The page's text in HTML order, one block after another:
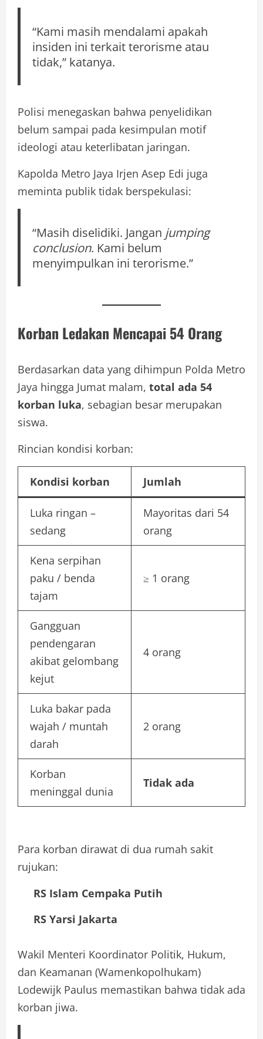
“Kami masih mendalami apakah
insiden ini terkait terorisme atau
tidak,” katanya.
Polisi menegaskan bahwa penyelidikan
belum sampai pada kesimpulan motif
ideologi atau keterlibatan jaringan.
Kapolda Metro Jaya Irjen Asep Edi juga
meminta publik tidak berspekulasi:
“Masih diselidiki. Jangan jumping
conclusion. Kami belum
menyimpulkan ini terorisme.”
Korban Ledakan Mencapai 54 Orang
Berdasarkan data yang dihimpun Polda Metro
Jaya hingga Jumat malam, total ada 54
korban luka, sebagian besar merupakan
siswa.
Rincian kondisi korban:
Kondisi korban Jumlah
Luka ringan –
sedang
Mayoritas dari 54
orang
Kena serpihan
paku / benda
tajam
≥ 1 orang
Gangguan
pendengaran
akibat gelombang
kejut
4 orang
Luka bakar pada
wajah / muntah
darah
2 orang
Korban
meninggal dunia
Tidak ada
Para korban dirawat di dua rumah sakit
rujukan:
RS Islam Cempaka Putih
RS Yarsi Jakarta
Wakil Menteri Koordinator Politik, Hukum,
dan Keamanan (Wamenkopolhukam)
Lodewijk Paulus memastikan bahwa tidak ada
korban jiwa.